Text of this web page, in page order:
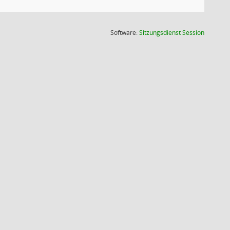
Software:SitzungsdienstSession(Wird in